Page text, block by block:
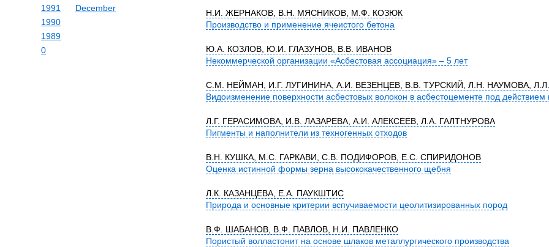
December
1991
1990
1989
0
Н.И. ЖЕРНАКОВ, В.Н. МЯСНИКОВ, М.Ф. КОЗЮК
Производство и применение ячеистого бетона
Ю.А. КОЗЛОВ, Ю.И. ГЛАЗУНОВ, В.В. ИВАНОВ
Некоммерческой организации «Асбестовая ассоциация» – 5 лет
С.М. НЕЙМАН, И.Г. ЛУГИНИНА, А.И. ВЕЗЕНЦЕВ, В.В. ТУРСКИЙ, Л.Н. НАУМОВА,
Видоизменение поверхности асбестовых волокон в асбестоцементе под действием
Л.Г. ГЕРАСИМОВА, И.В. ЛАЗАРЕВА, А.И. АЛЕКСЕЕВ, Л.А. ГАЛТНУРОВА
Пигменты и наполнители из техногенных отходов
В.Н. КУШКА, М.С. ГАРКАВИ, С.В. ПОДИФОРОВ, Е.С. СПИРИДОНОВ
Оценка истинной формы зерна высококачественного щебня
Л.К. КАЗАНЦЕВА, Е.А. ПАУКШТИС
Природа и основные критерии вспучиваемости цеолитизированных пород
В.Ф. ШАБАНОВ, В.Ф. ПАВЛОВ, Н.И. ПАВЛЕНКО
Пористый волластонит на основе шлаков металлургического производства